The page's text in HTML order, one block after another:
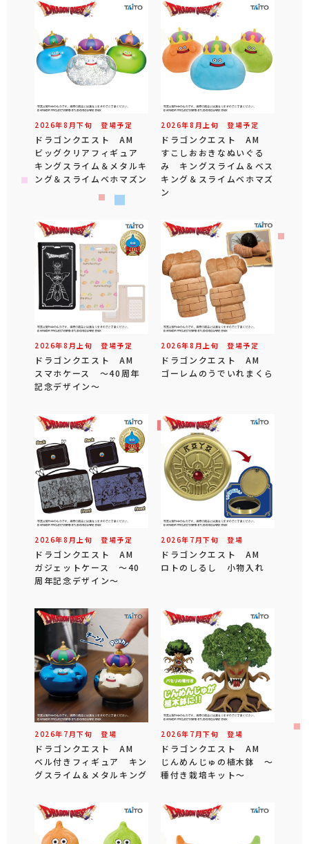
2026年8 月下旬 登場予定
ドラゴンクエスト AM
ビッグクリアフィギュア
キングスライム＆メタルキ
ング＆スライムベホマズン
2026年8 月 上旬 登場予定
ドラゴンクエスト AM
すこしおおきなぬいぐる
み キングスライム＆ベス
キング＆スライムベホマズ
ン
2026年8 月 上旬 登場予定
ドラゴンクエスト AM
スマホケース ～40周年
記念デザイン～
2026年8 月 上旬 登場予定
ドラゴンクエスト AM
ゴーレムのうでいれまくら
2026年8 月 上旬 登場予定
ドラゴンクエスト AM
ガジェットケース ～40
周年記念デザイン～
2026年 7 月下旬 登場
ドラゴンクエスト AM
ロトのしるし 小物入れ
2026年 7 月下旬 登場
ドラゴンクエスト AM
ベル付きフィギュア キン
グスライム＆メタルキング
2026年 7 月下旬 登場
ドラゴンクエスト AM
じんめんじゅの植木鉢 ～
種付き栽培キット～